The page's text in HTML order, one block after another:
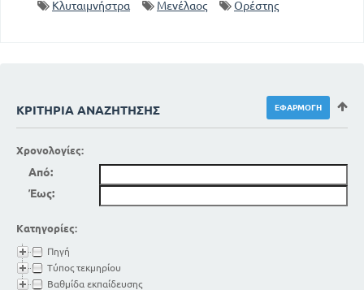
Κλυταιμνήστρα
Μενέλαος Ορέστης
ΚΡΙΤΉΡΙΑ ΑΝΑΖΉΤΗΣΗΣ
Χρονολογίες:
Από:
Έως:
Κατηγορίες:
Πηγή
Τύπος τεκμηρίου
Βαθμίδα εκπαίδευσης